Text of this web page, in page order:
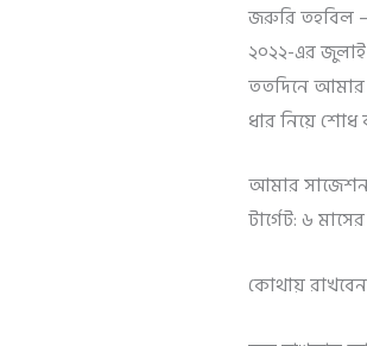
জরুরি তহবিল
২০২২-এর
ততদিনে আমার
ধার নিয়ে
আমার
টার্গেট: ৬
কোথায়